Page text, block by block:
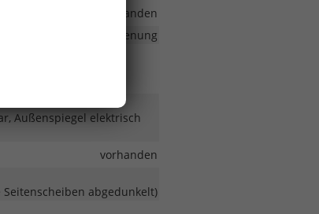
vorhanden
mit Funkfernbedienung
Außenspiegel elektrisch
vorhanden
Seitenscheiben abgedunkelt)